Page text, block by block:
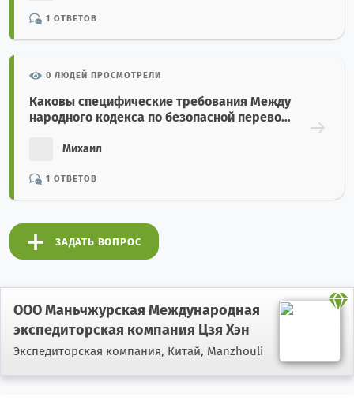
1 ОТВЕТОВ
0 ЛЮДЕЙ ПРОСМОТРЕЛИ
Каковы специфические требования Между
народного кодекса по безопасной перевоз
Михаил
1 ОТВЕТОВ
ЗАДАТЬ ВОПРОС
ООО Маньчжурская Международная
экспедиторская компания Цзя Хэн
Экспедиторская компания, Китай, Manzhouli